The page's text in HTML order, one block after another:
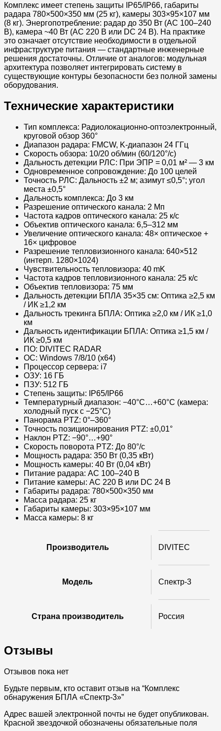
Комплекс имеет степень защиты IP65/IP66, габариты
радара 780×500×350 мм (25 кг), камеры 303×95×107 мм
(8 кг). Энергопотребление: радар до 350 Вт (AC 100–240
В), камера ~40 Вт (AC 220 В или DC 24 В). На практике
это означает отсутствие необходимости в отдельной
инфраструктуре питания — стандартные инженерные
решения достаточны. Отличие от аналогов: модульная
архитектура позволяет интегрировать систему в
существующие контуры безопасности без полной замены
оборудования.
Технические характеристики
Тип комплекса: Радиолокационно-оптоэлектронный,
круговой обзор 360°
Диапазон радара: FMCW, K-диапазон 24 ГГц
Скорость обзора: 10/20 об/мин (60/120°/с)
Дальность детекции РЛС: При ЭПР = 0,01 м² — 3 км
Одновременное сопровождение: До 100 целей
Точность РЛС: Дальность ±2 м; азимут ≤0,5°; угол
места ±0,5°
Дальность комплекса: До 3 км
Разрешение оптического канала: 2 Мп
Частота кадров оптического канала: 25 к/с
Объектив оптического канала: 6,5–312 мм
Увеличение оптического канала: 48× оптическое +
16× цифровое
Разрешение тепловизионного канала: 640×512
(интерп. 1280×1024)
Чувствительность тепловизора: 40 mK
Частота кадров тепловизионного канала: 25 к/с
Объектив тепловизора: 75 мм
Дальность детекции БПЛА 35×35 см: Оптика ≥2,5 км
/ ИК ≥1,2 км
Дальность трекинга БПЛА: Оптика ≥2,0 км / ИК ≥1,0
км
Дальность идентификации БПЛА: Оптика ≥1,5 км /
ИК ≥0,5 км
ПО: DIVITEC RADAR
ОС: Windows 7/8/10 (x64)
Процессор сервера: i7
ОЗУ: 16 ГБ
ПЗУ: 512 ГБ
Степень защиты: IP65/IP66
Температурный диапазон: −40°C…+60°C (камера:
холодный пуск с −25°C)
Панорама PTZ: 0°–360°
Точность позиционирования PTZ: ±0,01°
Наклон PTZ: −90°…+90°
Скорость поворота PTZ: До 80°/с
Мощность радара: 350 Вт (0,35 кВт)
Мощность камеры: 40 Вт (0,04 кВт)
Питание радара: AC 100–240 В
Питание камеры: AC 220 В или DC 24 В
Габариты радара: 780×500×350 мм
Масса радара: 25 кг
Габариты камеры: 303×95×107 мм
Масса камеры: 8 кг
Производитель DIVITEC
Модель Спектр-3
Страна производитель Россия
Отзывы
Отзывов пока нет
Будьте первым, кто оставит отзыв на “Комплекс
обнаружения БПЛА «Спектр-3»”
Адрес вашей электронной почты не будет опубликован.
Красной звездочкой обозначены обязательные поля